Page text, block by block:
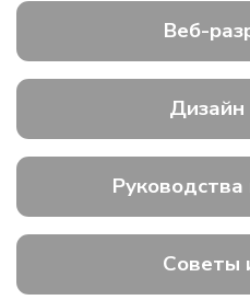
Веб-
Дизайн
Советы